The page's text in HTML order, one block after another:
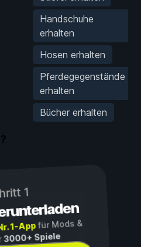
Handschuhe
erhalten
Hosen erhalten
Pferdegegenstände
erhalten
Bücher erhalten
1
1-Appfür Mods &
3000+ Spiele